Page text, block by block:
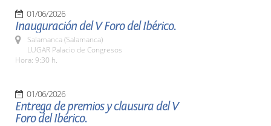
01/06/2026
Inauguración del V Foro del Ibérico.
Salamanca (Salamanca)
LUGAR Palacio de Congresos
Hora: 9:30 h.
01/06/2026
Entrega de premios y clausura del V
Foro del Ibérico.